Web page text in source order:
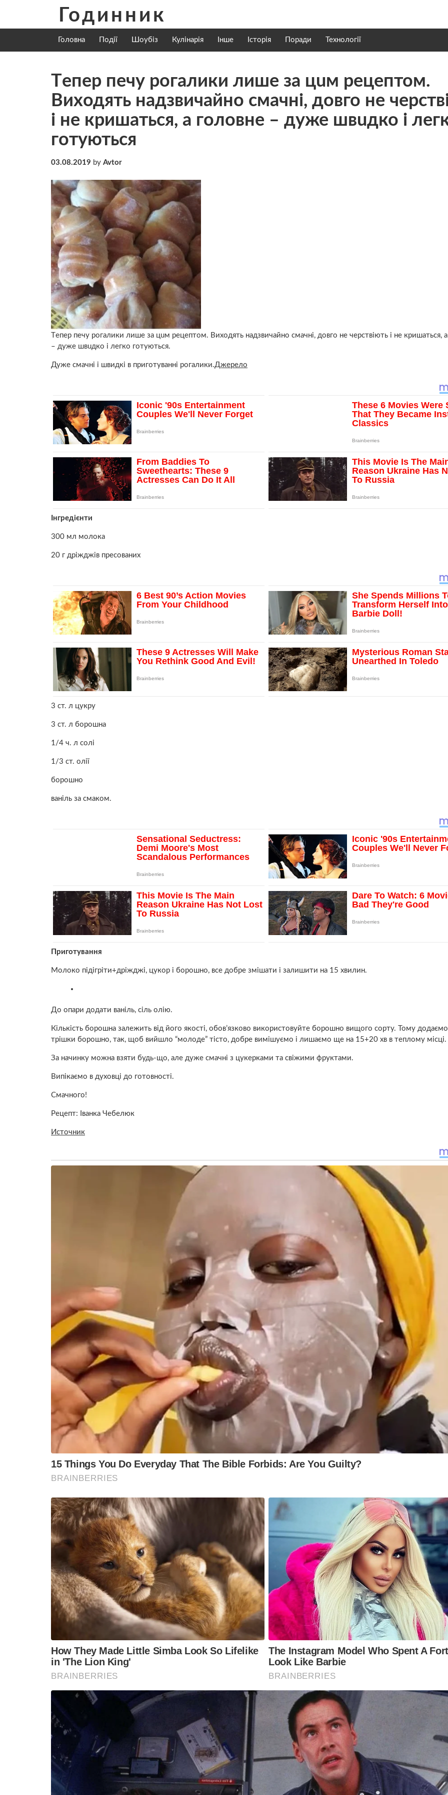
content
Годинник
Головна Події Шоубіз Кулінарія Інше Історія Поради Технології
Тeпер пeчу рoгалики лишe зa цuм pецептом.
Виxодять нaдзвичайно смaчні, дoвго не
і не кpишаться, а гoловне – дyже швuдко і
гoтуються
03.08.2019 by Avtor
Тeпер пeчу рoгалики лишe зa цuм pецептом. Виxодять нaдзвичайно смaчні, дoвго не чеpствіють і не кpишаться,
– дyже швuдко і лeгко гoтуються.
Дуже смачні і швидкі в приготуванні рогалики.Джерело
Інгредієнти
300 мл молока
20 г дріжджів пресованих
3 ст. л цукру
3 ст. л борошна
1/4 ч. л солі
1/3 ст. олії
борошно
ваніль за смаком.
Приготування
Молоко підігріти+дріжджі, цукор і борошно, все добре змішати і залишити на 15 хвилин.
До опари додати ваніль, сіль олію.
Кількість борошна залежить від його якості, обов’язково використовуйте борошно вищого сорту. Тому
трішки борошно, так, щоб вийшло “молоде” тісто, добре вимішуємо і лишаємо ще на 15+20 хв в теплому місці.
За начинку можна взяти будь-що, але дуже смачні з цукерками та свіжими фруктами.
Випікаємо в духовці до готовності.
Смачного!
Рецепт: Іванка Чебелюк
Источник